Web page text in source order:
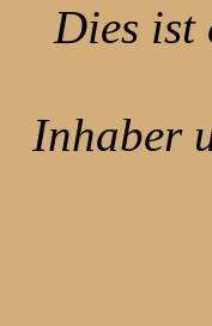
Dies ist
Inhaber